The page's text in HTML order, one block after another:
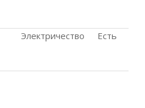
Электричество Есть